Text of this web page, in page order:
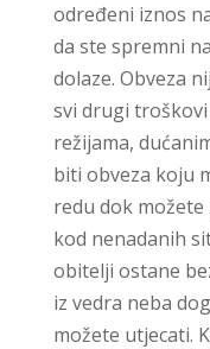
određeni iznos
da ste spremni
dolaze. Obveza
svi drugi
režijama,
biti obveza koju
redu dok
kod nenadanih
obitelji ostane
iz vedra neba
možete utjecati.